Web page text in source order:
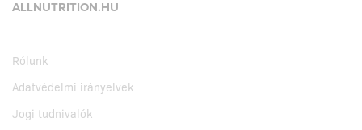
ALLNUTRITION.HU
Rólunk
Adatvédelmi irányelvek
Jogi tudnivalók